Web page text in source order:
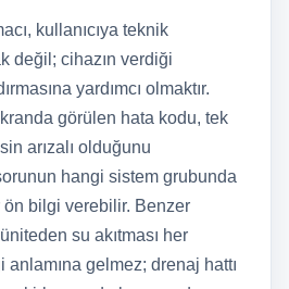
kullanıcıya teknik
değil; cihazın verdiği
yardımcı olmaktır.
görülen hata kodu, tek
arızalı olduğunu
hangi sistem grubunda
ön bilgi verebilir. Benzer
su akıtması her
gelmez; drenaj hattı